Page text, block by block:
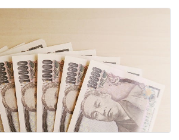
ャキッと動けた夫との外食
ピックス 1日前
薬の為に結局3枚食べたジャム
ピックス 1日前